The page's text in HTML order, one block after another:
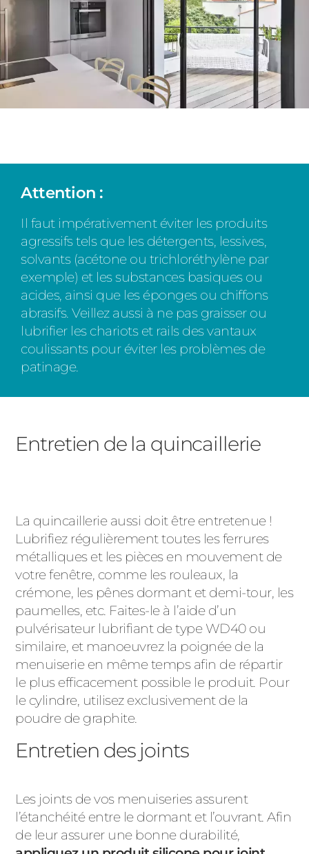
Attention :
Il faut impérativement éviter les produits
agressifs tels que les détergents, lessives,
solvants (acétone ou trichloréthylène par
exemple) et les substances basiques ou
acides, ainsi que les éponges ou chiffons
abrasifs. Veillez aussi à ne pas graisser ou
lubrifier les chariots et rails des vantaux
coulissants pour éviter les problèmes de
patinage.
Entretien de la quincaillerie
La quincaillerie aussi doit être entretenue !
Lubrifiez régulièrement toutes les ferrures
métalliques et les pièces en mouvement de
votre fenêtre, comme les rouleaux, la
crémone, les pênes dormant et demi-tour, les
paumelles, etc. Faites-le à l’aide d’un
pulvérisateur lubrifiant de type WD40 ou
similaire, et manoeuvrez la poignée de la
menuiserie en même temps afin de répartir
le plus efficacement possible le produit. Pour
le cylindre, utilisez exclusivement de la
poudre de graphite.
Entretien des joints
Les joints de vos menuiseries assurent
l’étanchéité entre le dormant et l’ouvrant. Afin
de leur assurer une bonne durabilité,